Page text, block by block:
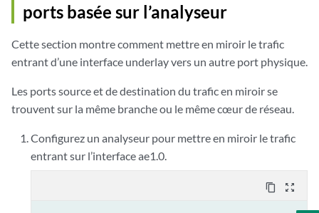
ports basée sur l’analyseur
Cette section montre comment mettre en miroir le trafic
entrant d’une interface underlay vers un autre port physique.
Les ports source et de destination du trafic en miroir se
trouvent sur la même branche ou le même cœur de réseau.
Configurez un analyseur pour mettre en miroir le trafic
entrant sur l’interface ae1.0.
content_copy zoom_out_map